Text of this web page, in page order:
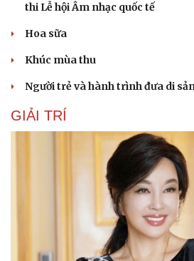
thi Lễ hội Âm nhạc quốc tế
Hoa sữa
Khúc mùa thu
Người trẻ và hành trình đưa di
GIẢI TRÍ